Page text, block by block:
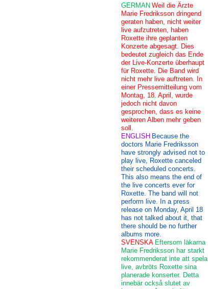
GERMAN Weil die Ärzte
Marie Fredriksson dringend
geraten haben, nicht weiter
live aufzutreten, haben
Roxette ihre geplanten
Konzerte abgesagt. Dies
bedeutet zugleich das Ende
der Live-Konzerte überhaupt
für Roxette. Die Band wird
nicht mehr live auftreten. In
einer Pressemitteilung vom
Montag, 18. April, wurde
jedoch nicht davon
gesprochen, dass es keine
weiteren Alben mehr geben
soll.
ENGLISH Because the
doctors Marie Fredriksson
have strongly advised not to
play live, Roxette canceled
their scheduled concerts.
This also means the end of
the live concerts ever for
Roxette. The band will not
perform live. In a press
release on Monday, April 18
has not talked about it, that
there should be no further
albums more.
SVENSKA Eftersom läkarna
Marie Fredriksson har starkt
rekommenderat inte att spela
live, avbröts Roxette sina
planerade konserter. Detta
innebär också slutet av